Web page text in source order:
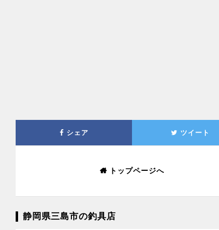
シェア ツイート
トップページへ
静岡県三島市の釣具店